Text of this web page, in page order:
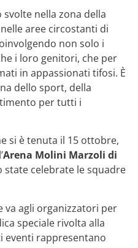
nella zona della
aree circostanti di
non solo i
i loro genitori, che per
in appassionati tifosi. È
dello sport, della
per tutti i
si è tenuta il 15 ottobre,
Arena Molini Marzoli di
state celebrate le squadre
va agli organizzatori per
speciale rivolta alla
eventi rappresentano